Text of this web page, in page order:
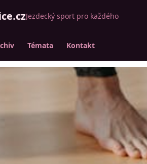
Jezdecký sport pro každého
Témata Kontakt